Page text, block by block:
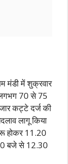
मंडी में शुक्रवार
70 से 75
कट्टे दर्ज की
लागू किया
होकर 11.20
बजे से 12.30